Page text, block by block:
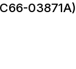
03871A)